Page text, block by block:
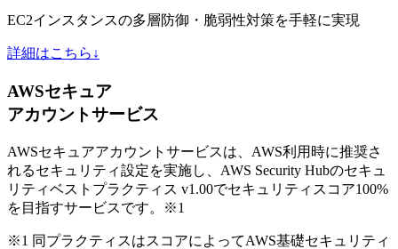
EC2インスタンスの多層防御・脆弱性対策を手軽に実現
詳細はこちら↓
AWSセキュア
アカウントサービス
AWSセキュアアカウントサービスは、AWS利用時に推奨さ
れるセキュリティ設定を実施し、AWS Security Hubのセキュ
リティベストプラクティス v1.00でセキュリティスコア100%
を目指すサービスです。
※1
※1 同プラクティスはスコアによってAWS基礎セキュリティ